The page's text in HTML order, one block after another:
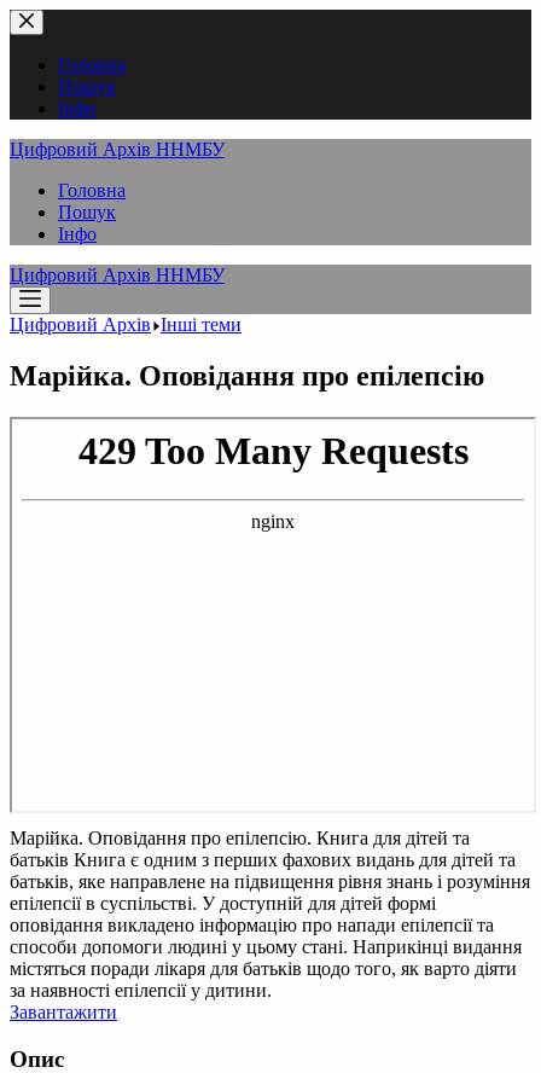
Перейти
до
вмістуГоловна
Пошук
Інфо
Цифровий Архів ННМБУ
Головна
Пошук
Інфо
Цифровий Архів ННМБУ
Цифровий Архів Інші теми
Марійка. Оповідання про епілепсію
Марійка. Оповідання про епілепсію. Книга для дітей та
батьків Книга є одним з перших фахових видань для дітей та
батьків, яке направлене на підвищення рівня знань і розуміння
епілепсії в суспільстві. У доступній для дітей формі
оповідання викладено інформацію про напади епілепсії та
способи допомоги людині у цьому стані. Наприкінці видання
містяться поради лікаря для батьків щодо того, як варто діяти
за наявності епілепсії у дитини.
Завантажити
Опис